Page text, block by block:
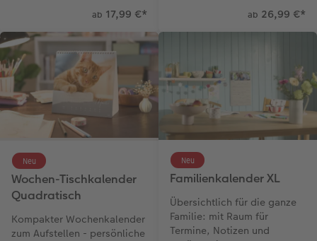
ab 17,99 €* ab 26,99 €*
Wochen-Tischkalender
Quadratisch
Kompakter Wochenkalender
zum Aufstellen - persönliche
Neu
Familienkalender XL
Übersichtlich für die ganze
Familie: mit Raum für
Termine, Notizen und
Neu